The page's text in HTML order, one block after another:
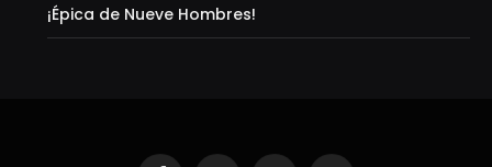
¡Épica de Nueve Hombres!